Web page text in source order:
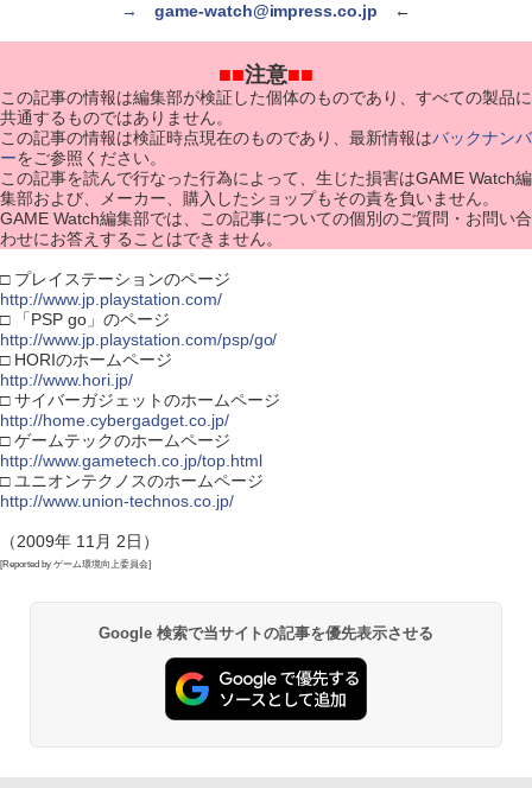
→ game-watch@impress.co.jp ←
■■注意■■
この記事の情報は編集部が検証した個体のものであり、すべての製品に
共通するものではありません。
この記事の情報は検証時点現在のものであり、最新情報はバックナンバ
ーをご参照ください。
この記事を読んで行なった行為によって、生じた損害はGAME Watch編
集部および、メーカー、購入したショップもその責を負いません。
GAME Watch編集部では、この記事についての個別のご質問・お問い合
わせにお答えすることはできません。
□ プレイステーションのページ
http://www.jp.playstation.com/
□ 「PSP go」のページ
http://www.jp.playstation.com/psp/go/
□ HORIのホームページ
http://www.hori.jp/
□ サイバーガジェットのホームページ
http://home.cybergadget.co.jp/
□ ゲームテックのホームページ
http://www.gametech.co.jp/top.html
□ ユニオンテクノスのホームページ
http://www.union-technos.co.jp/
（2009年 11月 2日）
[Reported by ゲーム環境向上委員会]
Google 検索で当サイトの記事を優先表示させる